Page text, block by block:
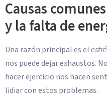
Causas
y la falta de
Una razón principal es el
nos puede dejar exhaustos.
hacer ejercicio nos hacen
lidiar con estos problemas.